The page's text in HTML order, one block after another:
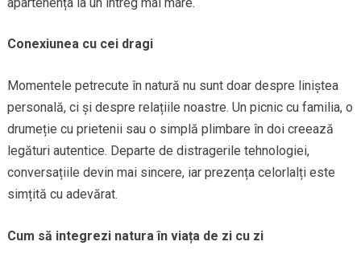
Conexiunea cu cei dragi
Momentele petrecute în natură nu sunt doar despre liniștea
personală, ci și despre relațiile noastre. Un picnic cu familia, o
drumeție cu prietenii sau o simplă plimbare în doi creează
legături autentice. Departe de distragerile tehnologiei,
conversațiile devin mai sincere, iar prezența celorlalți este
simțită cu adevărat.
Cum să integrezi natura în viața de zi cu zi